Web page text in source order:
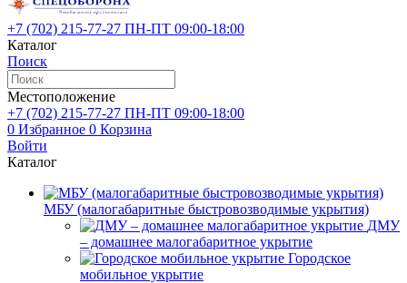
+7 (702) 215-77-27 ПН-ПТ 09:00-18:00
Каталог
Поиск
Местоположение
+7 (702) 215-77-27 ПН-ПТ 09:00-18:00
0 Избранное 0 Корзина
Войти
Каталог
МБУ (малогабаритные быстровозводимые укрытия)
ДМУ
– домашнее малогабаритное укрытие
Городское
мобильное укрытие